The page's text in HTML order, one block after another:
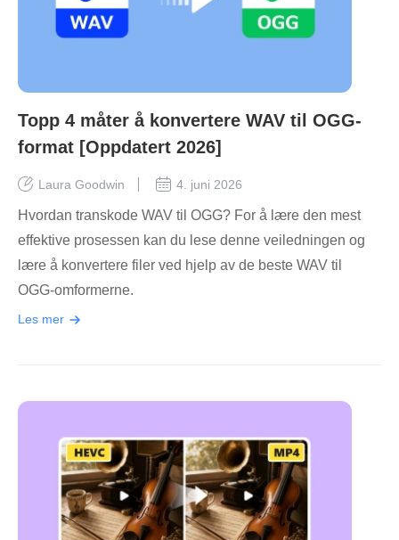
Topp 4 måter å konvertere WAV til OGG-
format [Oppdatert 2026]
Laura Goodwin 4. juni 2026
Hvordan transkode WAV til OGG? For å lære den mest
effektive prosessen kan du lese denne veiledningen og
lære å konvertere filer ved hjelp av de beste WAV til
OGG-omformerne.
Les mer